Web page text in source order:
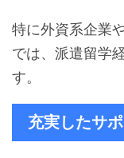
特に外資系企業
では、派遣留学
す。
充実したサ